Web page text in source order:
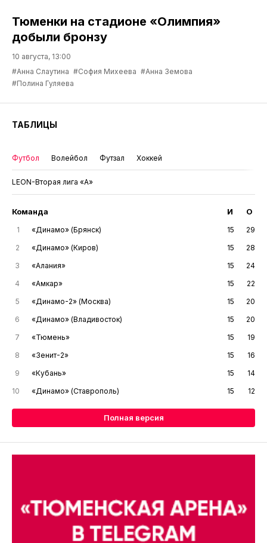
Тюменки на стадионе «Олимпия»
добыли бронзу
10 августа, 13:00
#Анна Слаутина #София Михеева #Анна Земова
#Полина Гуляева
ТАБЛИЦЫ
Футбол Волейбол Футзал Хоккей
LEON-Вторая лига «А»
Команда И О
1 «Динамо» (Брянск) 15
29
2
«Динамо» (Киров) 15
28
3
«Алания» 15
24
4
«Амкар» 15
22
5
«Динамо-2» (Москва) 15
20
6
«Динамо» (Владивосток) 15
20
7
«Тюмень» 15
19
8
«Зенит-2» 15
16
9
«Кубань» 15
14
10
«Динамо» (Ставрополь) 15 12
Полная версия